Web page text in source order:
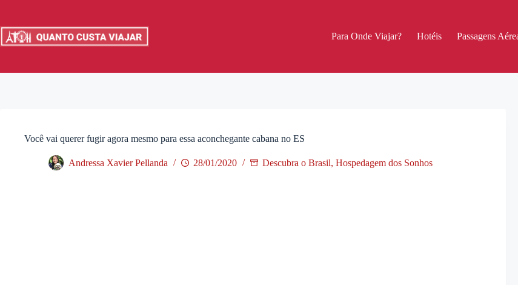
o
conteúdo
Para Onde Viajar? Hotéis Passagens
Você vai querer fugir agora mesmo para essa aconchegante cabana no ES
Andressa Xavier Pellanda 28/01/2020 Descubra o Brasil, Hospedagem dos Sonhos